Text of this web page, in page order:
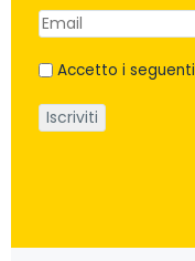
Accetto i seguenti